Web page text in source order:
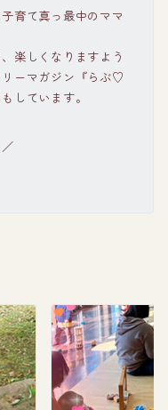
育て真っ最中のママ
楽しくなりますよう
ーマガジン『らぶ♡
しています。